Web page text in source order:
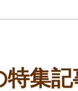
特集記